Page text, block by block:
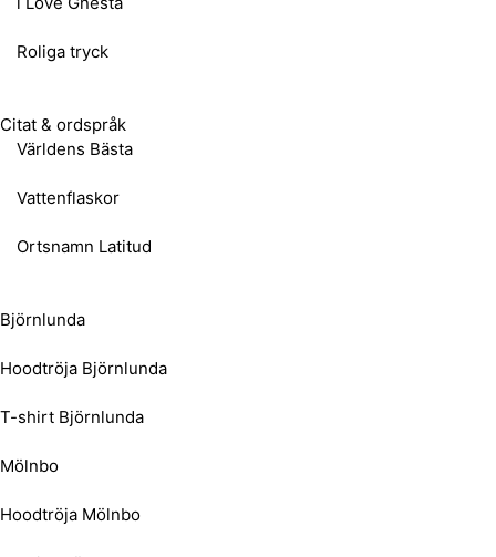
Roliga tryck
Citat & ordspråk
Världens Bästa
Vattenflaskor
Ortsnamn Latitud
Björnlunda
Hoodtröja Björnlunda
T-shirt Björnlunda
Mölnbo
Hoodtröja Mölnbo